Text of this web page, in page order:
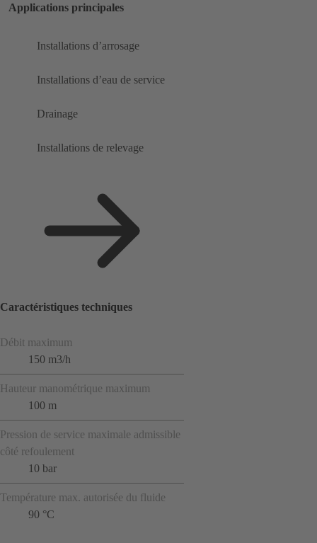
Applications principales
Installations d’arrosage
Installations d’eau de service
Drainage
Installations de relevage
Caractéristiques techniques
Débit maximum
150 m3/h
Hauteur manométrique maximum
100 m
Pression de service maximale admissible
côté refoulement
10 bar
Température max. autorisée du fluide
90 °C